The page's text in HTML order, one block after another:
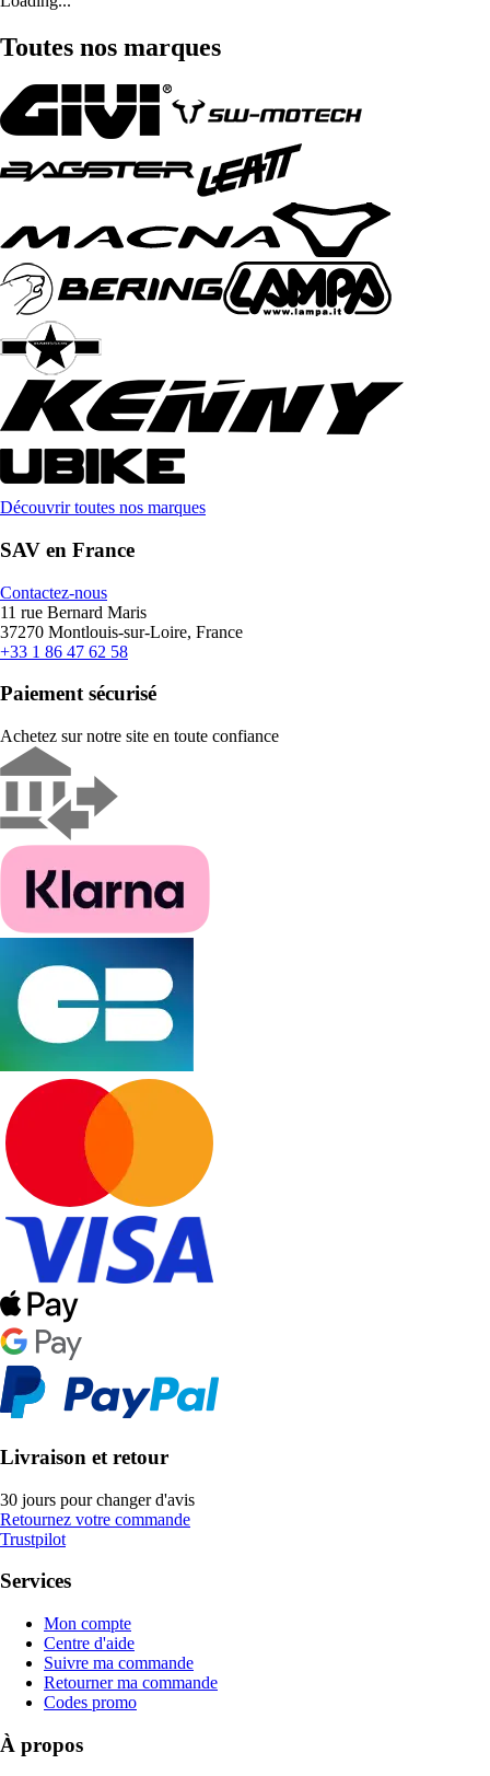
Toutes nos marques
Découvrir toutes nos marques
SAV en France
Contactez-nous
11 rue Bernard Maris
37270 Montlouis-sur-Loire, France
+33 1 86 47 62 58
Paiement sécurisé
Achetez sur notre site en toute confiance
Livraison et retour
30 jours pour changer d'avis
Retournez votre commande
Trustpilot
Services
Mon compte
Centre d'aide
Suivre ma commande
Retourner ma commande
Codes promo
À propos